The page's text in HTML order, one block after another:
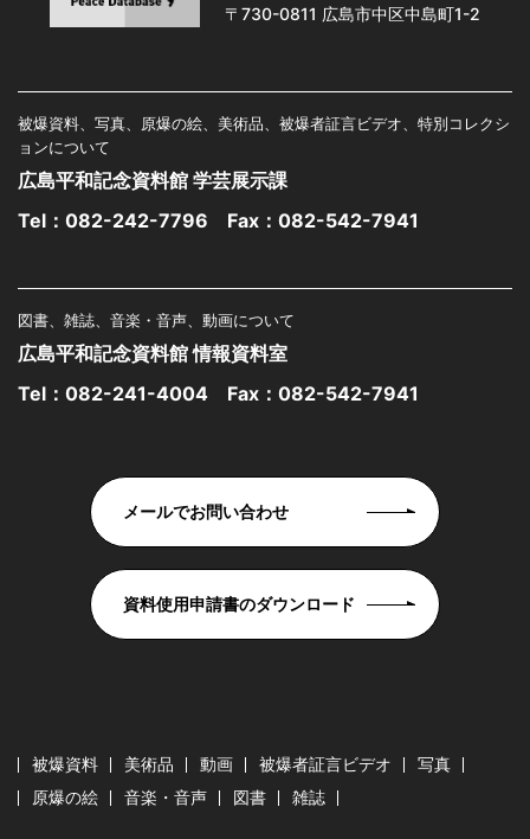
〒730-0811 広島市中区中島町1-2
被爆資料、写真、原爆の絵、美術品、被爆者証言ビデオ、特別コレクシ
ョンについて
広島平和記念資料館 学芸展示課
Tel： 082-242-7796 Fax：082-542-7941
図書、雑誌、音楽・音声、動画について
広島平和記念資料館 情報資料室
Tel： 082-241-4004 Fax：082-542-7941
メールでお問い合わせ
資料使用申請書のダウンロード
被爆資料 美術品 動画 被爆者証言ビデオ
写真
原爆の絵
音楽・音声 図書 雑誌